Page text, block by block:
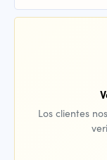
Los clientes